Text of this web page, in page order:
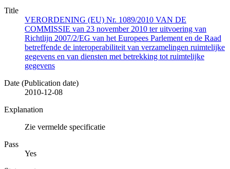
Title
VERORDENING (EU) Nr. 1089/2010 VAN DE
COMMISSIE van 23 november 2010 ter uitvoering van
Richtlijn 2007/2/EG van het Europees Parlement en de Raad
betreffende de interoperabiliteit van verzamelingen ruimtelijke
gegevens en van diensten met betrekking tot ruimtelijke
gegevens
Date (Publication date)
2010-12-08
Explanation
Zie vermelde specificatie
Pass
Yes